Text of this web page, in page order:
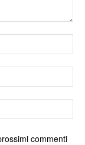
commenti